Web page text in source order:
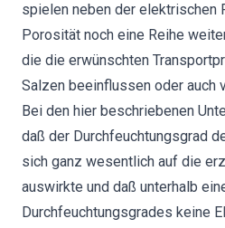
spielen neben der elektrischen
Porosität noch eine Reihe
die die erwünschten
Salzen beeinflussen oder auch
Bei den hier beschriebenen
daß der Durchfeuchtungsgrad
sich ganz wesentlich auf die
auswirkte und daß unterhalb
Durchfeuchtungsgrades keine